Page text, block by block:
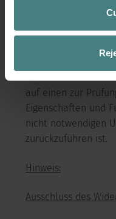
unmittelbaren
Waren.
Waren nur
auf einen zur
Eigenschaften und
nicht notwendigen
zurückzuführen ist.
Hinweis:
Ausschluss des